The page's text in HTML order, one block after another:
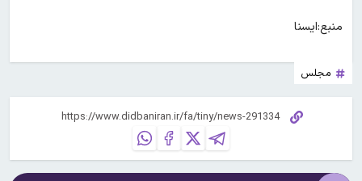
منبع:ایسنا
مجلس